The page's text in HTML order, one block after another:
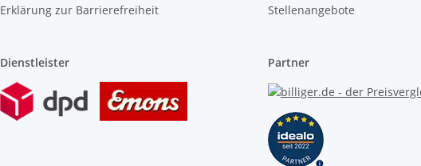
Erklärung zur Barrierefreiheit
Stellenangebote
Dienstleister Partner